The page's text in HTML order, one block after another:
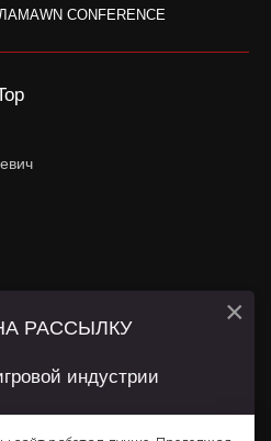
WN CONFERENCE
активная ссылка на
данные геолокации
РАССЫЛКУ
индустрии
×